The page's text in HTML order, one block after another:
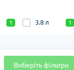
1 3.8 л 1
Виберіть фільтри